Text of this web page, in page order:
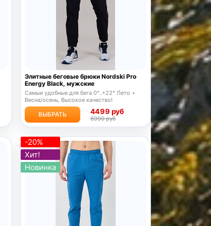
Элитные беговые брюки Nordski Pro
Energy Black, мужские
Самые удобные для бега 0°..+22° Лето +
Весна/осень, Высокое качество!
ВЫБРАТЬ 4499 руб
6990 руб
-20%
Хит!
Новинка